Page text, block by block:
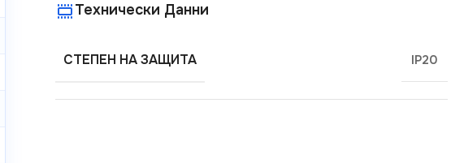
Технически Данни
СТЕПЕН НА ЗАЩИТА IP20